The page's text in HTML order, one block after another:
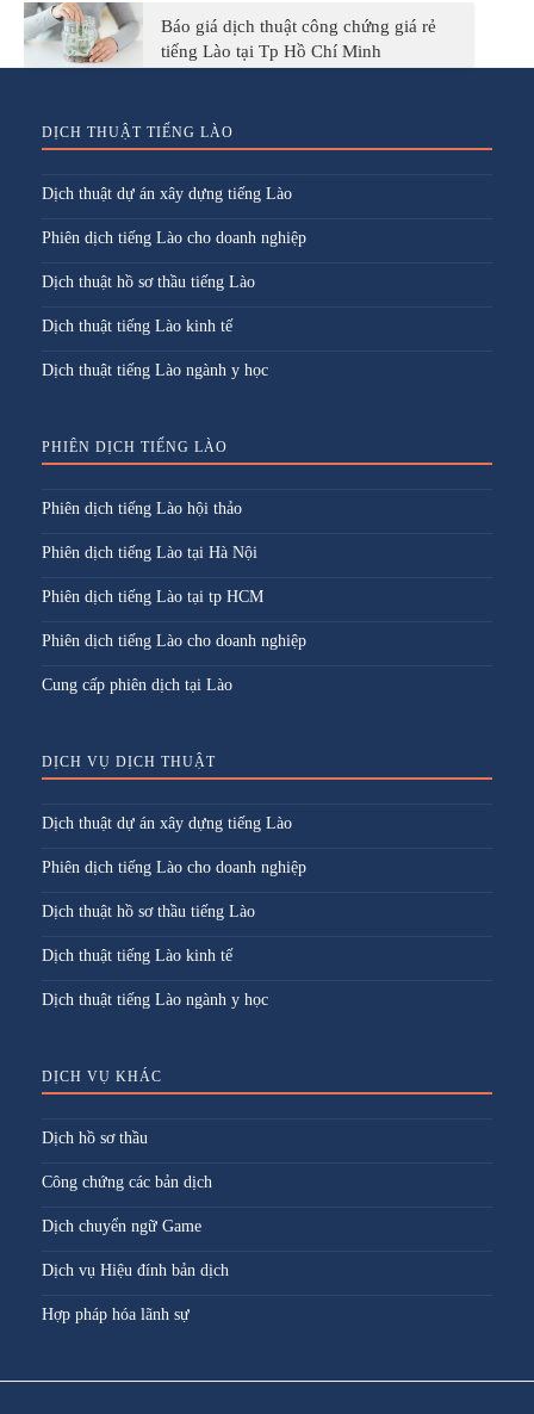
Báo giá dịch thuật công chứng giá rẻ
tiếng Lào tại Tp Hồ Chí Minh
DỊCH THUẬT TIẾNG LÀO
Dịch thuật dự án xây dựng tiếng Lào
Phiên dịch tiếng Lào cho doanh nghiệp
Dịch thuật hồ sơ thầu tiếng Lào
Dịch thuật tiếng Lào kinh tế
Dịch thuật tiếng Lào ngành y học
PHIÊN DỊCH TIẾNG LÀO
Phiên dịch tiếng Lào hội thảo
Phiên dịch tiếng Lào tại Hà Nội
Phiên dịch tiếng Lào tại tp HCM
Phiên dịch tiếng Lào cho doanh nghiệp
Cung cấp phiên dịch tại Lào
DỊCH VỤ DỊCH THUẬT
Dịch thuật dự án xây dựng tiếng Lào
Phiên dịch tiếng Lào cho doanh nghiệp
Dịch thuật hồ sơ thầu tiếng Lào
Dịch thuật tiếng Lào kinh tế
Dịch thuật tiếng Lào ngành y học
DỊCH VỤ KHÁC
Dịch hồ sơ thầu
Công chứng các bản dịch
Dịch chuyển ngữ Game
Dịch vụ Hiệu đính bản dịch
Hợp pháp hóa lãnh sự